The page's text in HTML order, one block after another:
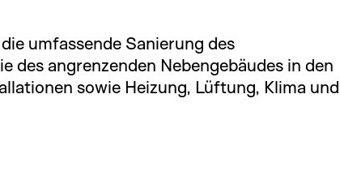
umfassende Sanierung des
des angrenzenden Nebengebäudes in den
sowie Heizung, Lüftung, Klima und